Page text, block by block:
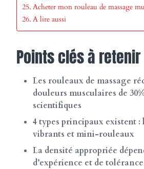
Acheter mon rouleau de massage
A lire aussi
Points clés à retenir
Les rouleaux de massage
douleurs musculaires de
scientifiques
4 types principaux existent :
vibrants et mini-rouleaux
La densité appropriée
d’expérience et de